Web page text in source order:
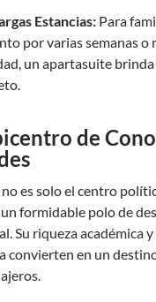
Estancias: Para
por varias semanas o
un apartasuite
de
es solo el centro
formidable polo de
Su riqueza académica
convierten en un